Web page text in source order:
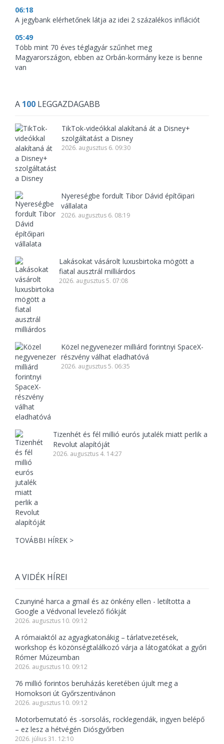
06:18
A jegybank elérhetőnek látja az idei 2 százalékos inflációt
05:49
Több mint 70 éves téglagyár szűnhet meg
Magyarországon, ebben az Orbán-kormány keze is benne
van
A 100 LEGGAZDAGABB
TikTok-videókkal alakítaná át a Disney+
szolgáltatást a Disney
2026. augusztus 6. 09:30
Nyereségbe fordult Tibor Dávid építőipari
vállalata
2026. augusztus 6. 08:19
Lakásokat vásárolt luxusbirtoka mögött a
fiatal ausztrál milliárdos
2026. augusztus 5. 07:08
Közel negyvenezer milliárd forintnyi SpaceX-
részvény válhat eladhatóvá
2026. augusztus 5. 06:35
Tizenhét és fél millió eurós jutalék miatt perlik a
Revolut alapítóját
2026. augusztus 4. 14:27
TOVÁBBI HÍREK >
A VIDÉK HÍREI
Czunyiné harca a gmail és az önkény ellen - letiltotta a
Google a Védvonal levelező fiókját
2026. augusztus 10. 09:12
A rómaiaktól az agyagkatonákig – tárlatvezetések,
workshop és közönségtalálkozó várja a látogatókat a győri
Rómer Múzeumban
2026. augusztus 10. 09:12
76 millió forintos beruházás keretében újult meg a
Homoksori út Győrszentivánon
2026. augusztus 10. 09:12
Motorbemutató és -sorsolás, rocklegendák, ingyen belépő
– ez lesz a hétvégén Diósgyőrben
2026. július 31. 12:10